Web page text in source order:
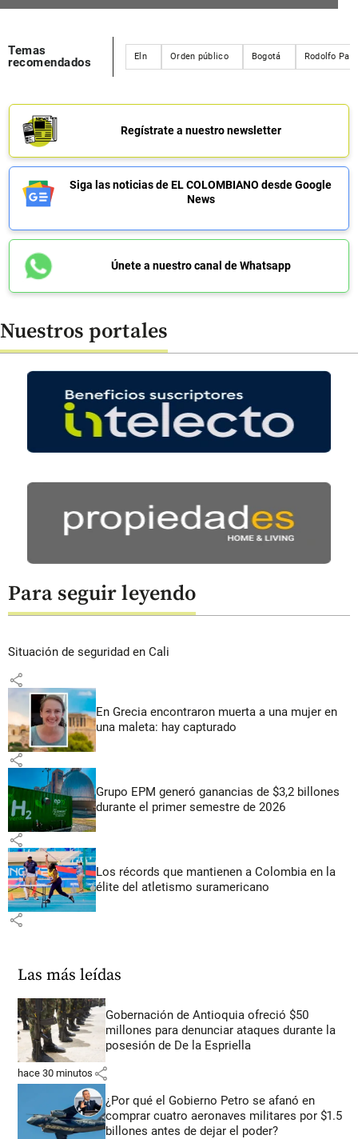
Temas
recomendados
Eln Orden público Bogotá Rodolfo
Regístrate a nuestro newsletter
Siga las noticias de EL COLOMBIANO desde Google
News
Únete a nuestro canal de Whatsapp
Nuestros portales
Para seguir leyendo
Situación de seguridad en Cali
share
En Grecia encontraron muerta a una mujer en
una maleta: hay capturado
share
Grupo EPM generó ganancias de $3,2 billones
durante el primer semestre de 2026
share
Los récords que mantienen a Colombia en la
élite del atletismo suramericano
share
Las más leídas
Gobernación de Antioquia ofreció $50
millones para denunciar ataques durante la
posesión de De la Espriella
hace 30 minutos share
¿Por qué el Gobierno Petro se afanó en
comprar cuatro aeronaves militares por $1.5
billones antes de dejar el poder?